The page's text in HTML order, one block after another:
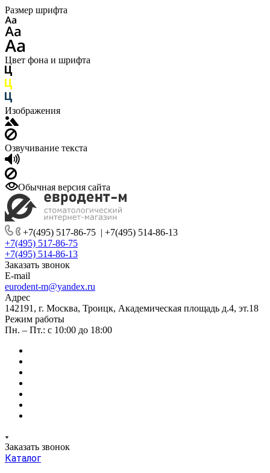
Размер шрифта
Цвет фона и шрифта
Изображения
Озвучивание текста
Обычная версия сайта
+7(495) 517-86-75 | +7(495) 514-86-13
+7(495) 517-86-75
+7(495) 514-86-13
Заказать звонок
E-mail
eurodent-m@yandex.ru
Адрес
142191, г. Москва, Троицк, Академическая площадь д.4, эт.18
Режим работы
Пн. – Пт.: с 10:00 до 18:00
Заказать звонок
Каталог